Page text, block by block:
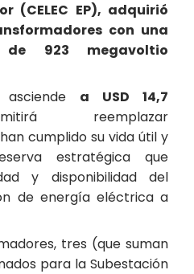
(CELEC EP), adquirió
con una
923 megavoltio
asciende a USD 14,7
reemplazar
cumplido su vida útil y
estratégica que
y disponibilidad del
de energía eléctrica a
tres (que suman
para la Subestación